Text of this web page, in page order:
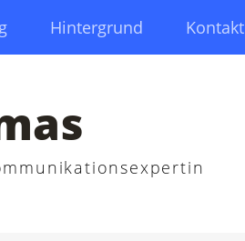
Hintergrund Kontakt